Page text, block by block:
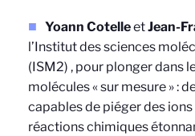
Yoann CotelleetJean-
l’Institut des sciences
(ISM2) , pour plonger dans
molécules « sur mesure » :
capables de piéger des
réactions chimiques